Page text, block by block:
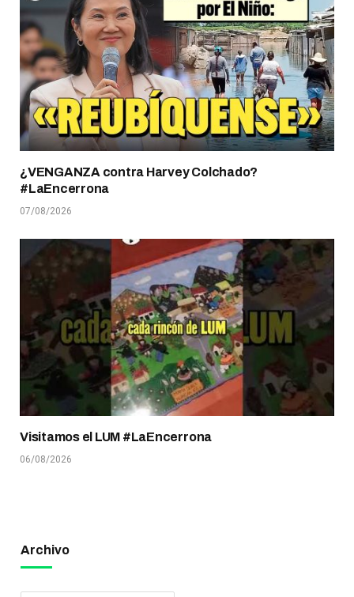
¿VENGANZA contra Harvey Colchado?
#LaEncerrona
07/08/2026
Visitamos el LUM #LaEncerrona
06/08/2026
Archivo